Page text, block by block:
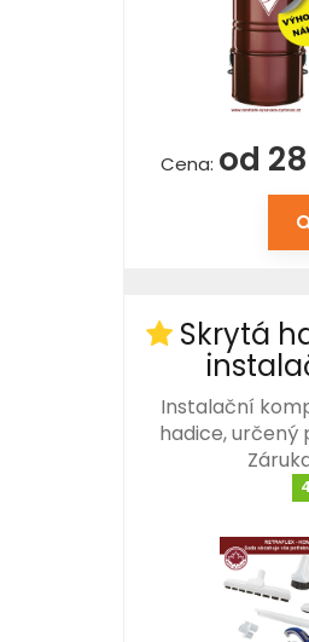
Cena: od
Skrytá
Instalační
hadice, určený